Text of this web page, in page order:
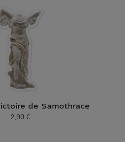
de Samothrace
Prix ​​actuel
2,90 €